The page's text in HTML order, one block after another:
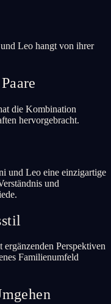
Leo hangt von ihrer
die Kombination
hervorgebracht.
und Leo eine einzigartige
und
Perspektiven
Familienumfeld